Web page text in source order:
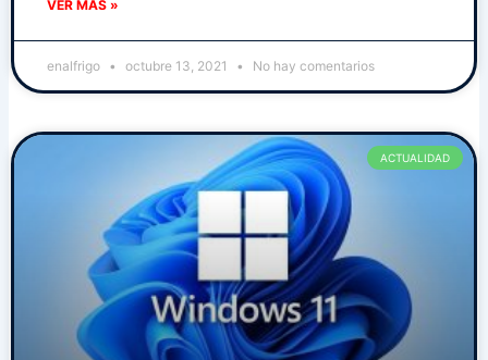
VER MAS »
enalfrigo octubre 13, 2021 No hay comentarios
ACTUALIDAD